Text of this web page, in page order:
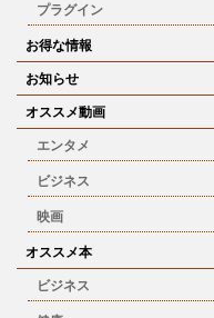
プラグイン
お得な情報
お知らせ
オススメ動画
エンタメ
ビジネス
映画
オススメ本
ビジネス